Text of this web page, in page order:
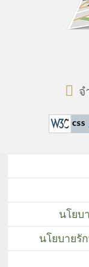
จ
นโยบ
นโยบายรั